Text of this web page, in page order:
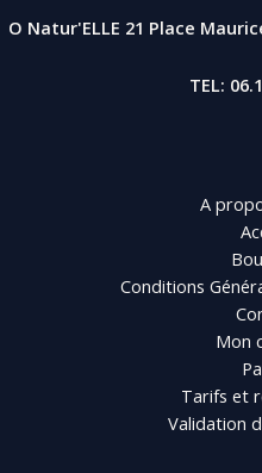
O Natur'ELLE 21 Place
TEL:
A
Conditions
Mon
Tarifs et
Validation